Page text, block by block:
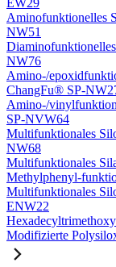
EW29
Aminofunktionelles
NW51
NW76
Amino-/
ChangFu® SP-
Amino-/
SP-NVW64
Multifunktionales
NW68
Multifunktionales
Methylphenyl-
Multifunktionales
ENW22
Modifizierte